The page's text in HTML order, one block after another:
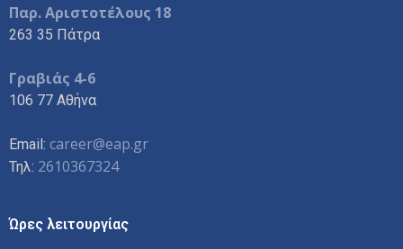
Παρ. Αριστοτέλους 18
263 35 Πάτρα
Γραβιάς 4-6
106 77 Αθήνα
Email: career@eap.gr
Τηλ: 2610367324
Ώρες λειτουργίας